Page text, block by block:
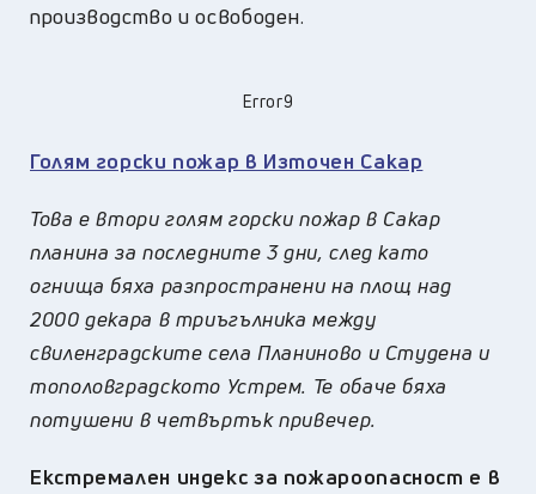
производство и освободен.
Error9
Голям горски пожар в Източен Сакар
Това е втори голям горски пожар в Сакар
планина за последните 3 дни, след като
огнища бяха разпространени на площ над
2000 декара в триъгълника между
свиленградските села Планиново и Студена и
тополовградското Устрем. Те обаче бяха
потушени в четвъртък привечер.
Екстремален индекс за пожароопасност е в